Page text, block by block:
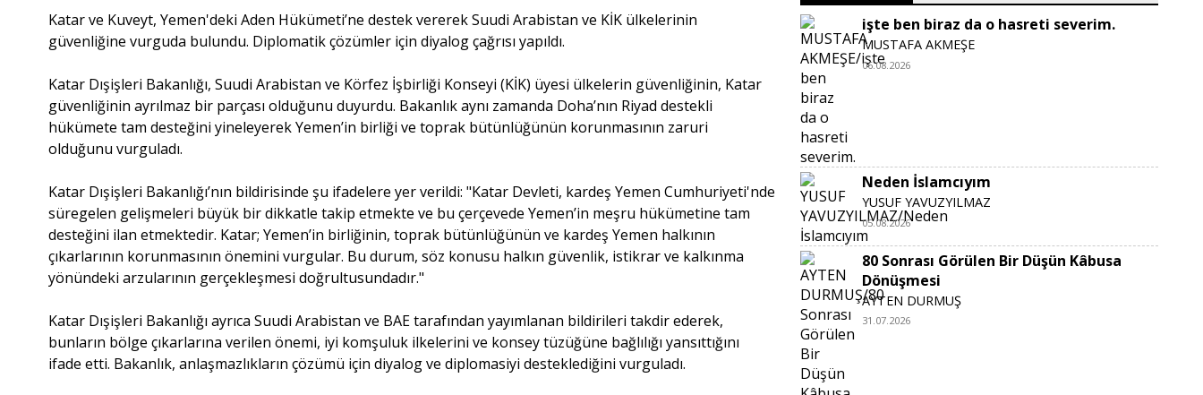
Katar ve Kuveyt, Yemen'deki Aden Hükümeti’ne destek vererek Suudi Arabistan ve KİK ülkelerinin
güvenliğine vurguda bulundu. Diplomatik çözümler için diyalog çağrısı yapıldı.
Katar Dışişleri Bakanlığı, Suudi Arabistan ve Körfez İşbirliği Konseyi (KİK) üyesi ülkelerin güvenliğinin, Katar
güvenliğinin ayrılmaz bir parçası olduğunu duyurdu. Bakanlık aynı zamanda Doha’nın Riyad destekli
hükümete tam desteğini yineleyerek Yemen’in birliği ve toprak bütünlüğünün korunmasının zaruri
olduğunu vurguladı.
Katar Dışişleri Bakanlığı’nın bildirisinde şu ifadelere yer verildi: "Katar Devleti, kardeş Yemen Cumhuriyeti'nde
süregelen gelişmeleri büyük bir dikkatle takip etmekte ve bu çerçevede Yemen’in meşru hükümetine tam
desteğini ilan etmektedir. Katar; Yemen’in birliğinin, toprak bütünlüğünün ve kardeş Yemen halkının
çıkarlarının korunmasının önemini vurgular. Bu durum, söz konusu halkın güvenlik, istikrar ve kalkınma
yönündeki arzularının gerçekleşmesi doğrultusundadır."
Katar Dışişleri Bakanlığı ayrıca Suudi Arabistan ve BAE tarafından yayımlanan bildirileri takdir ederek,
bunların bölge çıkarlarına verilen önemi, iyi komşuluk ilkelerini ve konsey tüzüğüne bağlılığı yansıttığını
ifade etti. Bakanlık, anlaşmazlıkların çözümü için diyalog ve diplomasiyi desteklediğini vurguladı.
işte ben biraz da o hasreti severim.
MUSTAFA AKMEŞE
06.08.2026
Neden İslamcıyım
YUSUF YAVUZYILMAZ
05.08.2026
80 Sonrası Görülen Bir Düşün Kâbusa
Dönüşmesi
AYTEN DURMUŞ
31.07.2026